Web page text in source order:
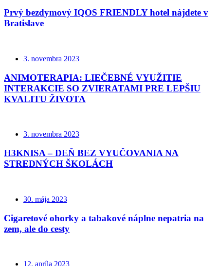
Prvý bezdymový IQOS FRIENDLY hotel nájdete v
Bratislave
3. novembra 2023
ANIMOTERAPIA: LIEČEBNÉ VYUŽITIE
INTERAKCIE SO ZVIERATAMI PRE LEPŠIU
KVALITU ŽIVOTA
3. novembra 2023
H3KNISA – DEŇ BEZ VYUČOVANIA NA
STREDNÝCH ŠKOLÁCH
30. mája 2023
Cigaretové ohorky a tabakové náplne nepatria na
zem, ale do cesty
12. apríla 2023